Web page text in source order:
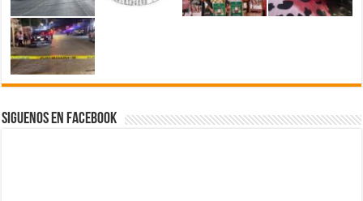
Siguenos en Facebook